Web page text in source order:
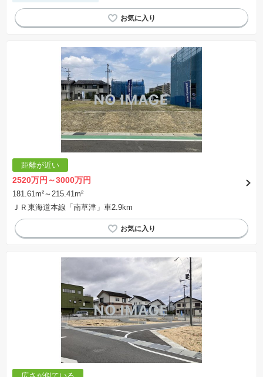
距離が近い
2520万円～3000万円
181.61m²～215.41m²
ＪＲ東海道本線「南草津」車2.9km